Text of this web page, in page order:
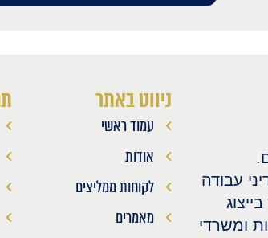
עבודה
ומשרדי
ניווט באתר
עמוד ראשי
אודות
לקוחות ממליצים
מאמרים